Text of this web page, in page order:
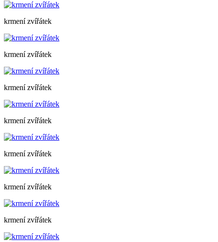
krmení zvířátek
krmení zvířátek
krmení zvířátek
krmení zvířátek
krmení zvířátek
krmení zvířátek
krmení zvířátek